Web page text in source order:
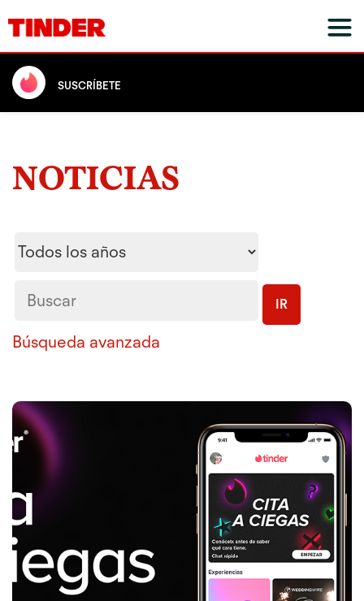
SUSCRÍBETE
NOTICIAS
Year
IR
Búsqueda avanzada